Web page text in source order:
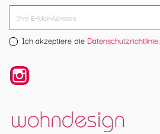
Ich akzeptiere die Datenschutzrichtlinie.